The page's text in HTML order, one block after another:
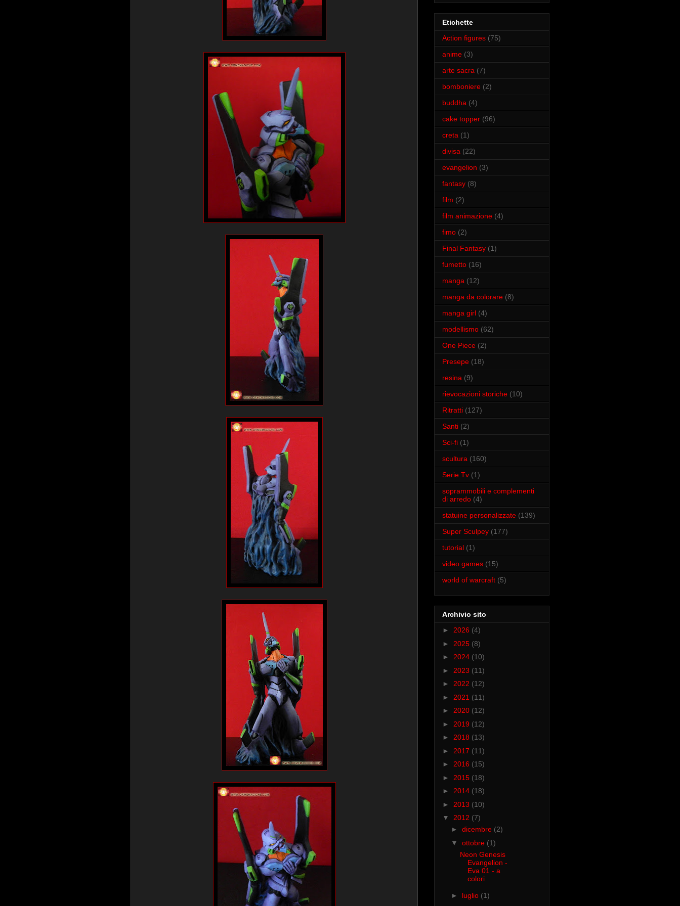
Etichette
Action figures (75)
anime (3)
arte sacra (7)
bomboniere (2)
buddha (4)
cake topper (96)
creta (1)
divisa (22)
evangelion (3)
fantasy (8)
film (2)
film animazione (4)
fimo (2)
Final Fantasy (1)
fumetto (16)
manga (12)
manga da colorare (8)
manga girl (4)
modellismo (62)
One Piece (2)
Presepe (18)
resina (9)
rievocazioni storiche (10)
Ritratti (127)
Santi (2)
Sci-fi (1)
scultura (160)
Serie Tv (1)
soprammobili e complementi
di arredo (4)
statuine personalizzate (139)
Super Sculpey (177)
tutorial (1)
video games (15)
world of warcraft (5)
Archivio sito
► 2026 (4)
► 2025 (8)
► 2024 (10)
► 2023 (11)
► 2022 (12)
► 2021 (11)
► 2020 (12)
► 2019 (12)
► 2018 (13)
► 2017 (11)
► 2016 (15)
► 2015 (18)
► 2014 (18)
► 2013 (10)
▼ 2012 (7)
► dicembre (2)
▼ ottobre (1)
Neon Genesis
Evangelion -
Eva 01 - a
colori
► luglio (1)